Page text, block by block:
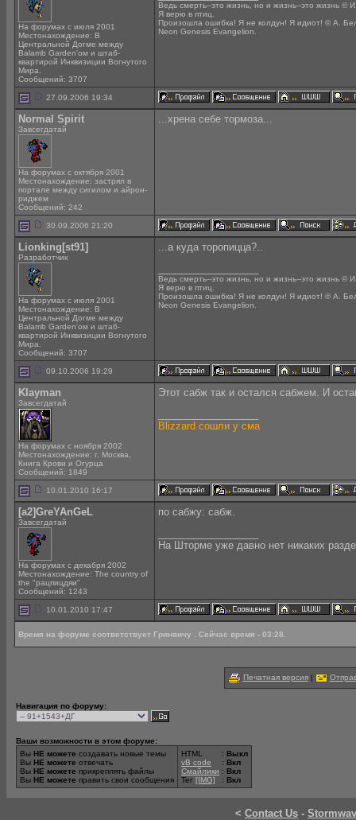
На форумах с июля 2001
Местонахождение: В
Центральной Догме между
Balamb Garden'ом и штаб-
квартирой Инквизиции Вогнутого
Мира.
Сообщений: 3707
Ведь смерть--это жизнь, но и жизнь--это жизнь ©
Я верю в птиц.
Произошла ошибка! Я не колдун! Я идиот! © А.
Neon Genesis Evangelion.
27.09.2006 19:34
Normal Spirit
Завсегдатай
На форумах с октября 2001
Местонахождение: застрял в
портале между сигилом и айрон-
риджем
Сообщений: 242
...хрена себе тормоза...
30.09.2006 21:20
Lionking[st91]
Разработчик
На форумах с июля 2001
Местонахождение: В
Центральной Догме между
Balamb Garden'ом и штаб-
квартирой Инквизиции Вогнутого
Мира.
Сообщений: 3707
...а куда торопицца?..
Ведь смерть--это жизнь, но и жизнь--это жизнь ©
Я верю в птиц.
Произошла ошибка! Я не колдун! Я идиот! © А.
Neon Genesis Evangelion.
09.10.2006 19:29
Klayman
Завсегдатай
На форумах с ноября 2002
Местонахождение: г. Москва,
Книга Крови и Огурца
Сообщений: 1849
Этот сабж так и остался сабжем. И
Blizzard сошли у сма
10.01.2010 16:17
[a2]GreYAnGeL
Завсегдатай
На форумах с декабря 2002
Местонахождение: The country of
the "рацпицдяи"
Сообщений: 1243
по сабжу: сабж.
На Шторме уже давно нет никаких
10.01.2010 17:47
Время на форуме соответствует Гринвичу . Сейчас время - 03:28.
Печатная версия|
Навигация по форуму:
Ваши возможности в этом форуме:
Вы НЕ можете создавать новые темы
Вы НЕ можете отвечать
Вы НЕ можете прикреплять файлы
Вы НЕ можете править свои сообщения
HTML
vB code
Смайлики
Тег [IMG]
: Выкл
: Вкл
: Вкл
: Вкл
< Contact Us -